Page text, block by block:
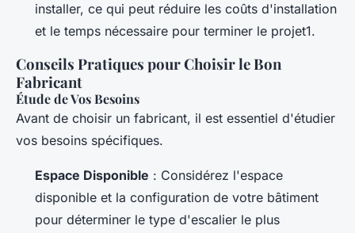
installer, ce qui peut réduire les coûts d'installation
et le temps nécessaire pour terminer le projet1.
Conseils Pratiques pour Choisir le Bon
Fabricant
Étude de Vos Besoins
Avant de choisir un fabricant, il est essentiel d'étudier
vos besoins spécifiques.
Espace Disponible : Considérez l'espace
disponible et la configuration de votre bâtiment
pour déterminer le type d'escalier le plus